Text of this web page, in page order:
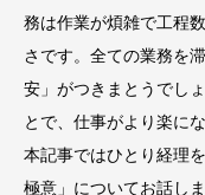
務は作業が煩雑で工程
さです。全ての業務を
安」がつきまとうでし
とで、仕事がより楽に
本記事ではひとり経理
極意」についてお話しま